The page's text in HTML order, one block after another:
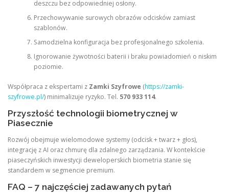
deszczu bez odpowiedniej osłony.
Przechowywanie surowych obrazów odcisków zamiast
szablonów.
Samodzielna konfiguracja bez profesjonalnego szkolenia.
Ignorowanie żywotności baterii i braku powiadomień o niskim
poziomie.
Współpraca z ekspertami z Zamki Szyfrowe (https://zamki-
szyfrowe.pl/) minimalizuje ryzyko. Tel. 570 933 114.
Przyszłość technologii biometrycznej w
Piasecznie
Rozwój obejmuje wielomodowe systemy (odcisk + twarz + głos),
integrację z AI oraz chmurę dla zdalnego zarządzania. W kontekście
piaseczyńskich inwestycji deweloperskich biometria stanie się
standardem w segmencie premium.
FAQ – 7 najczęściej zadawanych pytań